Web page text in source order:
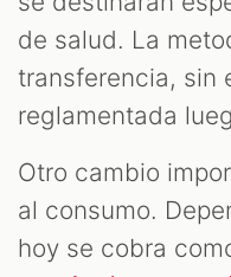
de salud. La
transferencia, sin
reglamentada
Otro cambio
al consumo.
hoy se cobra